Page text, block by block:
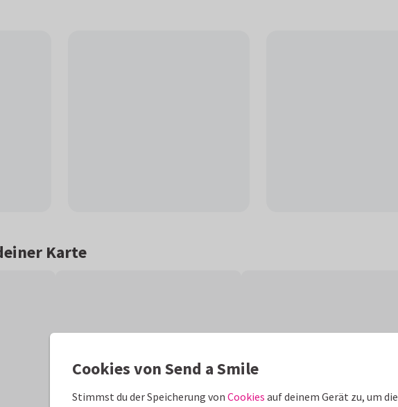
Karte
Cookies von Send a Smile
Stimmst du der Speicherung von Cookies auf deinem Gerät zu, um die